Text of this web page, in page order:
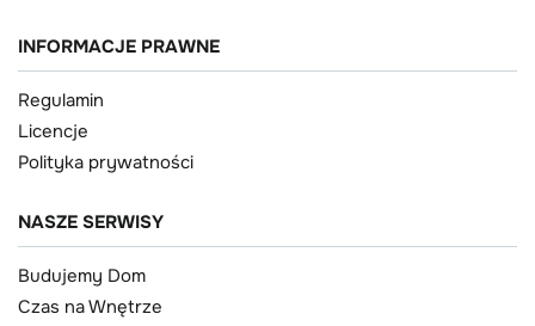
INFORMACJE PRAWNE
Regulamin
Licencje
Polityka prywatności
NASZE SERWISY
Budujemy Dom
Czas na Wnętrze